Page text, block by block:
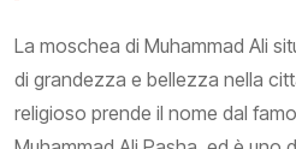
La moschea di Muhammad Ali
di grandezza e bellezza nella
religioso prende il nome dal